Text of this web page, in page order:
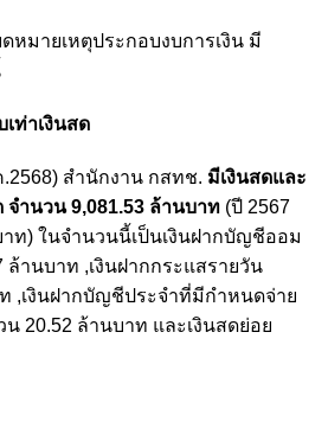
หมายเหตุประกอบงบการเงิน มี
เท่าเงินสด
สำนักงาน กสทช. มีเงินสดและ
จำนวน 9,081.53 ล้านบาท (ปี 2567
ท) ในจำนวนนี้เป็นเงินฝากบัญชีออม
ล้านบาท ,เงินฝากกระแสรายวัน
,เงินฝากบัญชีประจำที่มีกำหนดจ่าย
น 20.52 ล้านบาท และเงินสดย่อย